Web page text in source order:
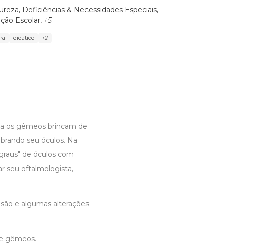
, Deficiências & Necessidades Especiais,
Escolar, +5
didático +2
os gêmeos brincam de
seu óculos. Na
de óculos com
seu oftalmologista,
e algumas alterações
gêmeos.